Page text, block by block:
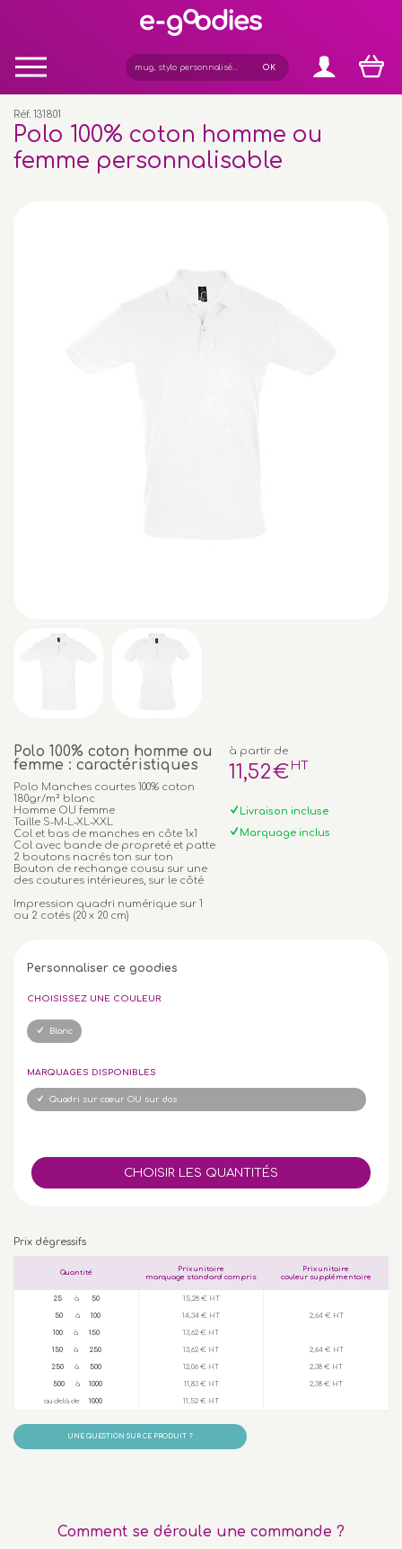
Réf. 131801
Polo 100% coton homme ou
femme personnalisable
Polo 100% coton homme ou
femme : caractéristiques
Polo Manches courtes 100% coton
180gr/m² blanc
Homme OU femme
Taille S-M-L-XL-XXL
Col et bas de manches en côte 1x1
Col avec bande de propreté et patte
2 boutons nacrés ton sur ton
Bouton de rechange cousu sur une
des coutures intérieures, sur le côté
Impression quadri numérique sur 1
ou 2 cotés (20 x 20 cm)
à partir de
11,52€ HT
Livraison incluse
Marquage inclus
Personnaliser ce goodies
CHOISISSEZ UNE COULEUR
Blanc
MARQUAGES DISPONIBLES
Quadri sur cœur OU sur dos
Prix dégressifs
Quantité
Prix unitaire
marquage standard compris
Prix unitaire
couleur supplémentaire
25 à 50 15,28 € HT
50à 100 14,34 € HT 2,64 € HT
100 à 150 13,62 € HT
150à 250 13,62 € HT 2,64 € HT
250 à 500 12,06 € HT 2,38 € HT
500à 1000 11,83 € HT 2,38 € HT
au delà de 1000 11,52 € HT
UNE QUESTION SUR CE PRODUIT ?
Comment se déroule une commande ?